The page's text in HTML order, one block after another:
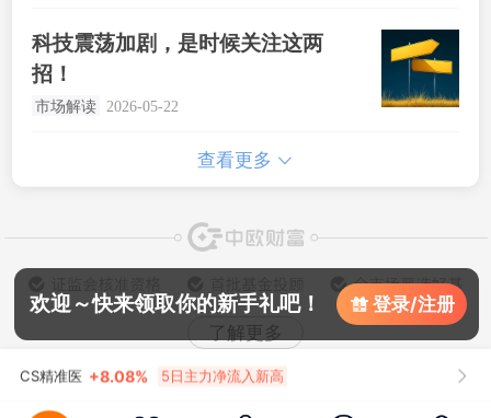
高景气：公用事业
科技震荡加剧，是时候关注这两
招！
市场解读 2026-05-22
查看更多
了解更多
中欧财富客户服务及投诉渠道
欢迎～快来领取你的新手礼吧！ 登录/注册
上证指数 3940.04 +1.02% 深证成指 14311.01 +1.42%
创业板指 +0.54%
创业板指 3563.12 + 1.35 % 恒生指数 25668.03 +0.54%
CS精准医 +8.08% 5日主力净流入新高